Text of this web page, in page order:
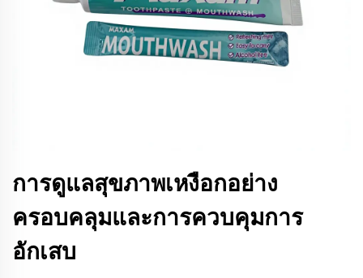
การดูแลสุขภาพเหงือกอย่าง
ครอบคลุมและการควบคุมการ
อักเสบ